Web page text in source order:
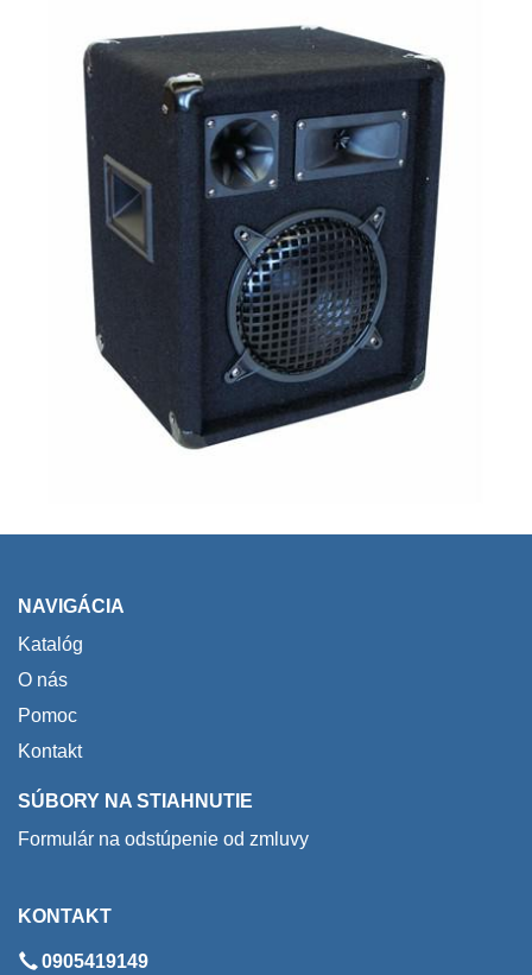
NAVIGÁCIA
Katalóg
O nás
Pomoc
Kontakt
SÚBORY NA STIAHNUTIE
Formulár na odstúpenie od zmluvy
KONTAKT
0905419149